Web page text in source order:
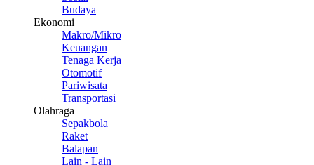
Budaya
Ekonomi
Makro/Mikro
Keuangan
Tenaga Kerja
Otomotif
Pariwisata
Transportasi
Olahraga
Sepakbola
Raket
Balapan
Lain - Lain